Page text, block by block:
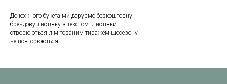
До кожного букета ми даруємо безкоштовну
брендову листівку з текстом. Листівки
створюються лімітованим тиражем щосезону і
не повторюються.